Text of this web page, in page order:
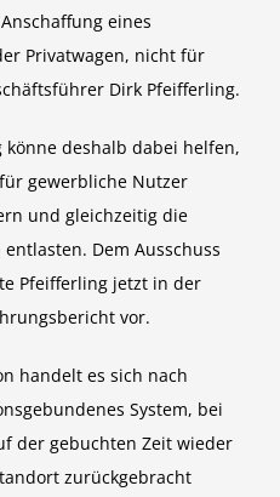
eines
Privatwagen, nicht für
Dirk Pfeifferling.
könne deshalb dabei helfen,
gewerbliche Nutzer
und gleichzeitig die
Dem Ausschuss
Pfeifferling jetzt in der
vor.
handelt es sich nach
System, bei
der gebuchten Zeit wieder
zurückgebracht